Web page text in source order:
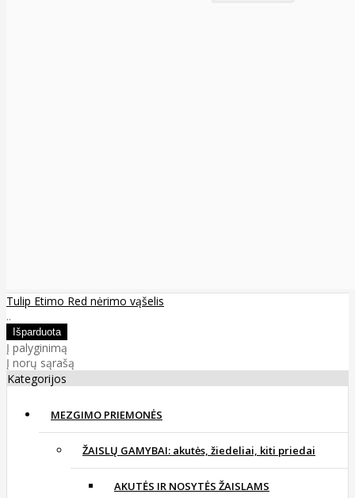
Tulip Etimo Red nėrimo vąšelis
..
Į palyginimą
Į norų sąrašą
Kategorijos
MEZGIMO PRIEMONĖS
ŽAISLŲ GAMYBAI: akutės, žiedeliai, kiti priedai
AKUTĖS IR NOSYTĖS ŽAISLAMS